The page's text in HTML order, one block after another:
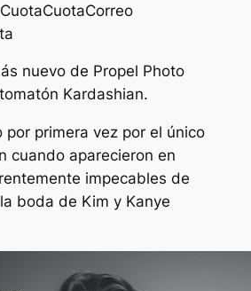
CuotaCuotaCorreo
nuevo de Propel Photo
Kardashian.
por primera vez por el único
cuando aparecieron en
impecables de
boda de Kim y Kanye